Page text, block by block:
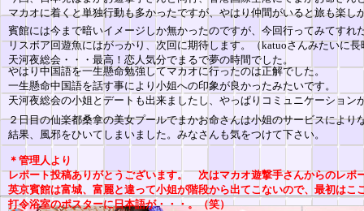
２日目の仙楽都桑拿の美女プールでまかお命さんは小姐のサービスにより
結果、風邪をひいてしまいました。みなさんも気をつけて下さい。
＊管理人より
レポート投稿ありがとうございます。 次はマカオ遊撃手さんからのレポ
英京賓館は富城、富麗と違って小姐が階段から出てこないので、最初はこ
打令浴室のポスターに日本語が・・・。（笑）
やはり中国語を一生懸命勉強してマカオに行ったのは正解でした。
一生懸命中国語を話す事により小姐への印象が良かったみたいです。
天河夜総会の小姐とデートも出来ましたし、やっぱりコミュニケーション
マカオに着くと単独行動も多かったですが、やはり仲間がいると旅も楽し
賓館には今まで暗いイメージしか無かったのですが、今回行ってみてすれ
リスボア回遊魚にはがっかり、次回に期待します。（katuoさんみたいに
天河夜総会・・・最高！恋人気分でまるで夢の時間でした。